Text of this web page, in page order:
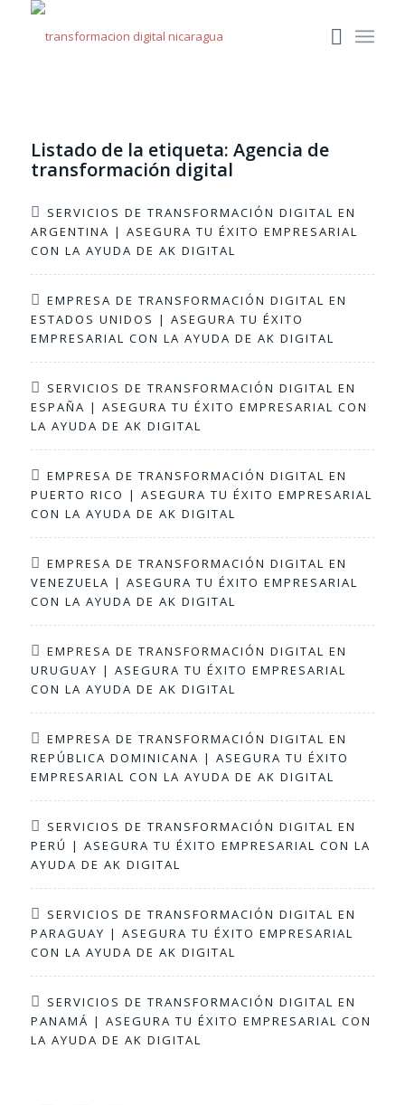
Listado de la etiqueta: Agencia de
transformación digital
SERVICIOS DE TRANSFORMACIÓN DIGITAL EN
ARGENTINA | ASEGURA TU ÉXITO EMPRESARIAL
CON LA AYUDA DE AK DIGITAL
EMPRESA DE TRANSFORMACIÓN DIGITAL EN
ESTADOS UNIDOS | ASEGURA TU ÉXITO
EMPRESARIAL CON LA AYUDA DE AK DIGITAL
SERVICIOS DE TRANSFORMACIÓN DIGITAL EN
ESPAÑA | ASEGURA TU ÉXITO EMPRESARIAL CON
LA AYUDA DE AK DIGITAL
EMPRESA DE TRANSFORMACIÓN DIGITAL EN
PUERTO RICO | ASEGURA TU ÉXITO EMPRESARIAL
CON LA AYUDA DE AK DIGITAL
EMPRESA DE TRANSFORMACIÓN DIGITAL EN
VENEZUELA | ASEGURA TU ÉXITO EMPRESARIAL
CON LA AYUDA DE AK DIGITAL
EMPRESA DE TRANSFORMACIÓN DIGITAL EN
URUGUAY | ASEGURA TU ÉXITO EMPRESARIAL
CON LA AYUDA DE AK DIGITAL
EMPRESA DE TRANSFORMACIÓN DIGITAL EN
REPÚBLICA DOMINICANA | ASEGURA TU ÉXITO
EMPRESARIAL CON LA AYUDA DE AK DIGITAL
SERVICIOS DE TRANSFORMACIÓN DIGITAL EN
PERÚ | ASEGURA TU ÉXITO EMPRESARIAL CON LA
AYUDA DE AK DIGITAL
SERVICIOS DE TRANSFORMACIÓN DIGITAL EN
PARAGUAY | ASEGURA TU ÉXITO EMPRESARIAL
CON LA AYUDA DE AK DIGITAL
SERVICIOS DE TRANSFORMACIÓN DIGITAL EN
PANAMÁ | ASEGURA TU ÉXITO EMPRESARIAL CON
LA AYUDA DE AK DIGITAL